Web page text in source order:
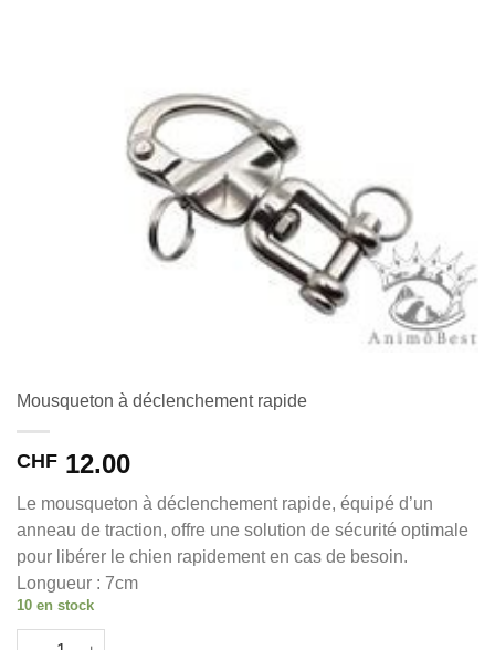
Mousqueton à déclenchement rapide
CHF 12.00
Le mousqueton à déclenchement rapide, équipé d’un
anneau de traction, offre une solution de sécurité optimale
pour libérer le chien rapidement en cas de besoin.
Longueur : 7cm
10 en stock
Alternative: